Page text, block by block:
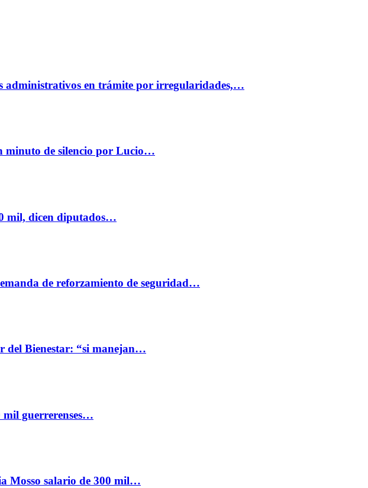
administrativos en trámite por irregularidades,…
minuto de silencio por Lucio…
mil, dicen diputados…
de reforzamiento de seguridad…
del Bienestar: “si manejan…
mil guerrerenses…
Mosso salario de 300 mil…